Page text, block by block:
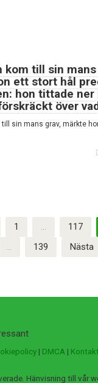
kom till sin mans
ett stort hål
hon tittade ner
över
till sin mans grav, märkte
1 … 117
…
139 Nästa
| DMCA |
Hänvisning till vår